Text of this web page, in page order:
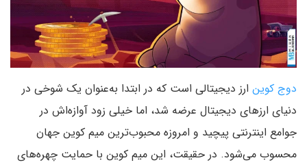
دوج کوین ارز دیجیتالی است که در ابتدا به‌عنوان یک شوخی در
دنیای ارزهای دیجیتال عرضه شد، اما خیلی زود آوازه‌اش در
جوامع اینترنتی پیچید و امروزه محبوب‌ترین میم کوین جهان
محسوب می‌شود. در حقیقت، این میم کوین با حمایت چهره‌های